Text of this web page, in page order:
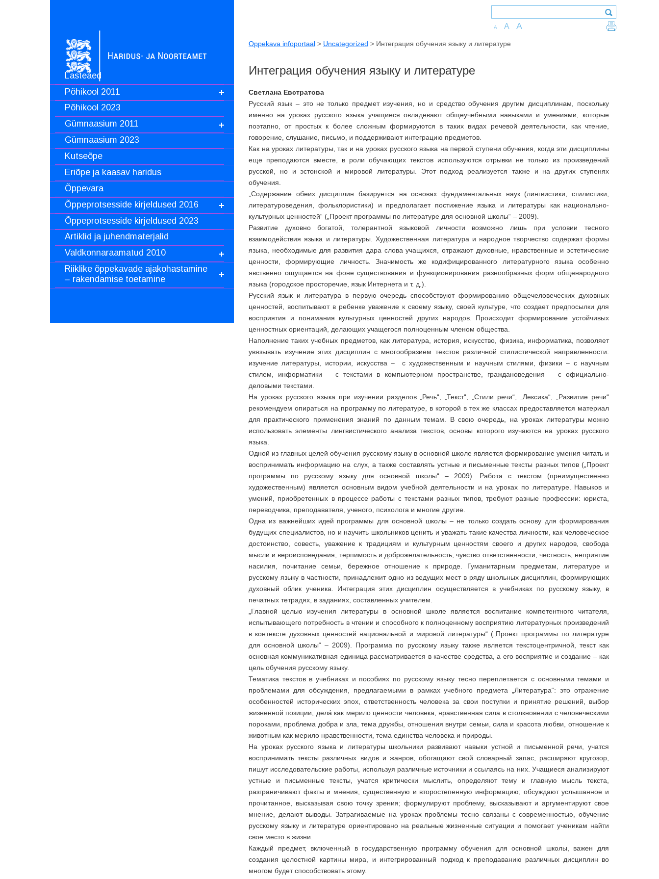
Lasteaed
Põhikool 2011
Põhikool 2023
Gümnaasium 2011
Gümnaasium 2023
Kutseõpe
Eriõpe ja kaasav haridus
Õppevara
Õppeprotsesside kirjeldused 2016
Õppeprotsesside kirjeldused 2023
Artiklid ja juhendmaterjalid
Valdkonnaraamatud 2010
Riiklike õppekavade ajakohastamine
– rakendamise toetamine
A A A
Oppekava infoportaal > Uncategorized > Интеграция обучения языку и литературе
Интеграция обучения языку и литературе
Светлана Евстратова
Русский язык – это не только предмет изучения, но и средство обучения другим дисциплинам, поскольку
именно на уроках русского языка учащиеся овладевают общеучебными навыками и умениями, которые
поэтапно, от простых к более сложным формируются в таких видах речевой деятельности, как чтение,
говорение, слушание, письмо, и поддерживают интеграцию предметов.
Как на уроках литературы, так и на уроках русского языка на первой ступени обучения, когда эти дисциплины
еще преподаются вместе, в роли обучающих текстов используются отрывки не только из произведений
русской, но и эстонской и мировой литературы. Этот подход реализуется также и на других ступенях
обучения.
„Содержание обеих дисциплин базируется на основах фундаментальных наук (лингвистики, стилистики,
литературоведения, фольклористики) и предполагает постижение языка и литературы как национально-
культурных ценностей“ („Проект программы по литературе для основной школы“ – 2009).
Развитие духовно богатой, толерантной языковой личности возможно лишь при условии тесного
взаимодействия языка и литературы. Художественная литература и народное творчество содержат формы
языка, необходимые для развития дара слова учащихся, отражают духовные, нравственные и эстетические
ценности, формирующие личность. Значимость же кодифицированного литературного языка особенно
явственно ощущается на фоне существования и функционирования разнообразных форм общенародного
языка (городское просторечие, язык Интернета и т. д.).
Русский язык и литература в первую очередь способствуют формированию общечеловеческих духовных
ценностей, воспитывают в ребенке уважение к своему языку, своей культуре, что создает предпосылки для
восприятия и понимания культурных ценностей других народов. Происходит формирование устойчивых
ценностных ориентаций, делающих учащегося полноценным членом общества.
Наполнение таких учебных предметов, как литература, история, искусство, физика, информатика, позволяет
увязывать изучение этих дисциплин с многообразием текстов различной стилистической направленности:
изучение литературы, истории, искусства – с художественным и научным стилями, физики – с научным
стилем, информатики – с текстами в компьютерном пространстве, граждановедения – с официально-
деловыми текстами.
На уроках русского языка при изучении разделов „Речь“, „Текст“, „Стили речи“, „Лексика“, „Развитие речи“
рекомендуем опираться на программу по литературе, в которой в тех же классах предоставляется материал
для практического применения знаний по данным темам. В свою очередь, на уроках литературы можно
использовать элементы лингвистического анализа текстов, основы которого изучаются на уроках русского
языка.
Одной из главных целей обучения русскому языку в основной школе является формирование умения читать и
воспринимать информацию на слух, а также составлять устные и письменные тексты разных типов („Проект
программы по русскому языку для основной школы“ – 2009). Работа с текстом (преимущественно
художественным) является основным видом учебной деятельности и на уроках по литературе. Навыков и
умений, приобретенных в процессе работы с текстами разных типов, требуют разные профессии: юриста,
переводчика, преподавателя, ученого, психолога и многие другие.
Одна из важнейших идей программы для основной школы – не только создать основу для формирования
будущих специалистов, но и научить школьников ценить и уважать такие качества личности, как человеческое
достоинство, совесть, уважение к традициям и культурным ценностям своего и других народов, свобода
мысли и вероисповедания, терпимость и доброжелательность, чувство ответственности, честность, неприятие
насилия, почитание семьи, бережное отношение к природе. Гуманитарным предметам, литературе и
русскому языку в частности, принадлежит одно из ведущих мест в ряду школьных дисциплин, формирующих
духовный облик ученика. Интеграция этих дисциплин осуществляется в учебниках по русскому языку, в
печатных тетрадях, в заданиях, составленных учителем.
„Главной целью изучения литературы в основной школе является воспитание компетентного читателя,
испытывающего потребность в чтении и способного к полноценному восприятию литературных произведений
в контексте духовных ценностей национальной и мировой литературы“ („Проект программы по литературе
для основной школы“ – 2009). Программа по русскому языку также является текстоцентричной, текст как
основная коммуникативная единица рассматривается в качестве средства, а его восприятие и создание – как
цель обучения русскому языку.
Тематика текстов в учебниках и пособиях по русскому языку тесно переплетается с основными темами и
проблемами для обсуждения, предлагаемыми в рамках учебного предмета „Литература“: это отражение
особенностей исторических эпох, ответственность человека за свои поступки и принятие решений, выбор
жизненной позиции, делá как мерило ценности человека, нравственная сила в столкновении с человеческими
пороками, проблема добра и зла, тема дружбы, отношения внутри семьи, сила и красота любви, отношение к
животным как мерило нравственности, тема единства человека и природы.
На уроках русского языка и литературы школьники развивают навыки устной и письменной речи, учатся
воспринимать тексты различных видов и жанров, обогащают свой словарный запас, расширяют кругозор,
пишут исследовательские работы, используя различные источники и ссылаясь на них. Учащиеся анализируют
устные и письменные тексты, учатся критически мыслить, определяют тему и главную мысль текста,
разграничивают факты и мнения, существенную и второстепенную информацию; обсуждают услышанное и
прочитанное, высказывая свою точку зрения; формулируют проблему, высказывают и аргументируют свое
мнение, делают выводы. Затрагиваемые на уроках проблемы тесно связаны с современностью, обучение
русскому языку и литературе ориентировано на реальные жизненные ситуации и помогает ученикам найти
свое место в жизни.
Каждый предмет, включенный в государственную программу обучения для основной школы, важен для
создания целостной картины мира, и интегрированный подход к преподаванию различных дисциплин во
многом будет способствовать этому.